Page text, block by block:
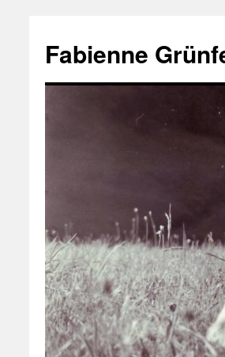
contenu
Fabienne